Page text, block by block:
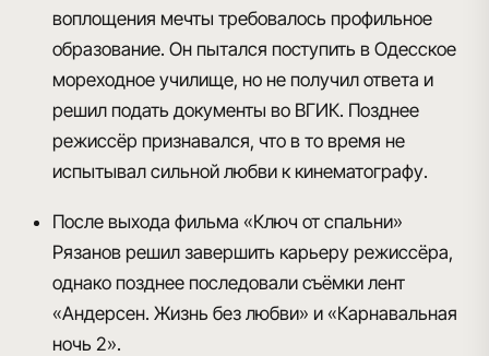
воплощения мечты требовалось профильное
образование. Он пытался поступить в Одесское
мореходное училище, но не получил ответа и
решил подать документы во ВГИК. Позднее
режиссёр признавался, что в то время не
испытывал сильной любви к кинематографу.
После выхода фильма «Ключ от спальни»
Рязанов решил завершить карьеру режиссёра,
однако позднее последовали съёмки лент
«Андерсен. Жизнь без любви» и «Карнавальная
ночь 2».